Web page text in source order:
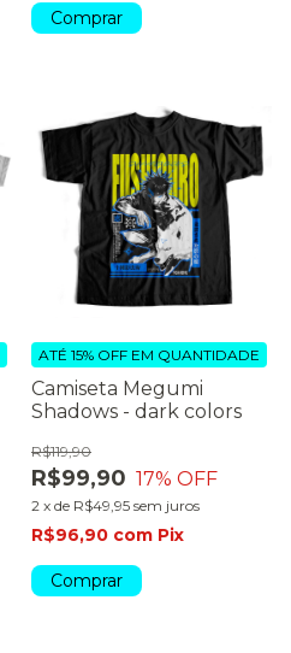
Comprar
Camiseta Megumi
Shadows - dark colors
R$99,90
R$119,90
17% OFF
2 x de R$49,95 sem juros
ATÉ 15% OFF EM QUANTIDADE
R$96,90 com Pix
Comprar